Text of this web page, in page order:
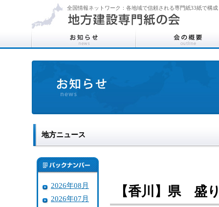
全国情報ネットワーク：各地域で信頼される専門紙33紙で構成
地方ニュース
2026年08月
2026年07月
【香川】県 盛